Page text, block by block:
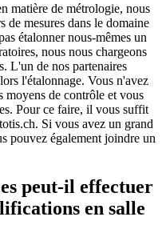
matière de métrologie, nous
de mesures dans le domaine
étalonner nous-mêmes un
nous nous chargeons
L'un de nos partenaires
l'étalonnage. Vous n'avez
moyens de contrôle et vous
Pour ce faire, il vous suffit
Si vous avez un grand
pouvez également joindre un
peut-il effectuer
en salle